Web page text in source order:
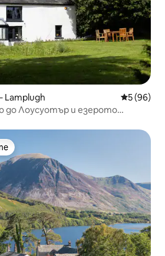
Lamplugh Средна
5 (96)
до Лоусуотър и езерото
на гостите